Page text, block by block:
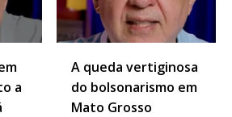
a
A queda vertiginosa
do bolsonarismo em
Mato Grosso